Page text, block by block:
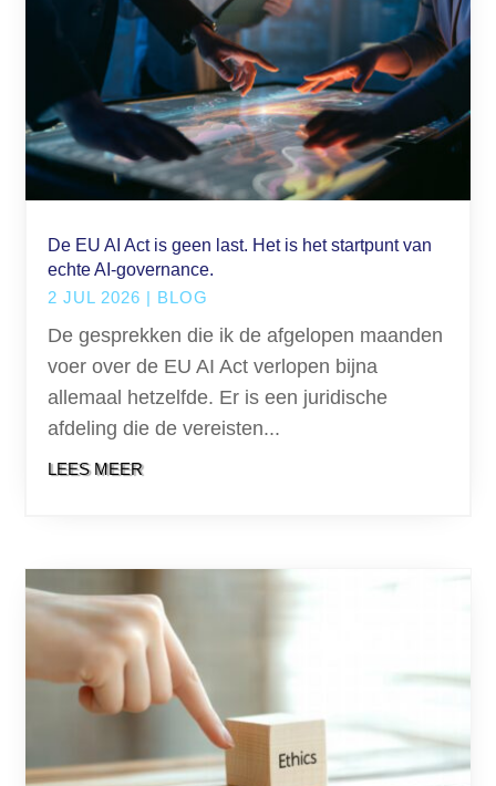
De EU AI Act is geen last. Het is het startpunt van
echte AI-governance.
2 JUL 2026 | BLOG
De gesprekken die ik de afgelopen maanden
voer over de EU AI Act verlopen bijna
allemaal hetzelfde. Er is een juridische
afdeling die de vereisten...
LEES MEER